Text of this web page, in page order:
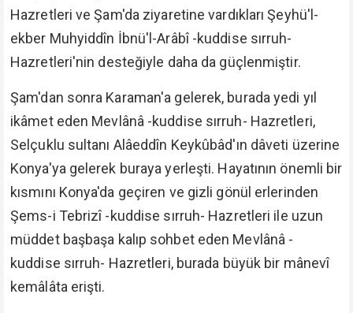
Hazretleri ve Şam'da ziyaretine vardıkları Şeyhü'l-
ekber Muhyiddîn İbnü'l-Arâbî -kuddise sırruh-
Hazretleri'nin desteğiyle daha da güçlenmiştir.
Şam'dan sonra Karaman'a gelerek, burada yedi yıl
ikâmet eden Mevlânâ -kuddise sırruh- Hazretleri,
Selçuklu sultanı Alâeddîn Keykûbâd'ın dâveti üzerine
Konya'ya gelerek buraya yerleşti. Hayatının önemli bir
kısmını Konya'da geçiren ve gizli gönül erlerinden
Şems-i Tebrizî -kuddise sırruh- Hazretleri ile uzun
müddet başbaşa kalıp sohbet eden Mevlânâ -
kuddise sırruh- Hazretleri, burada büyük bir mânevî
kemâlâta erişti.